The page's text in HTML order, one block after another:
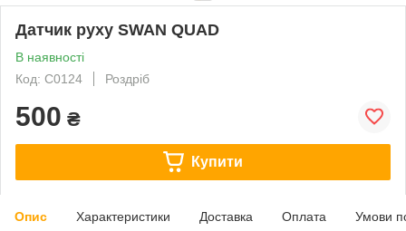
Датчик руху SWAN QUAD
В наявності
Код: C0124
Роздріб
500 ₴
Купити
Опис Характеристики Доставка Оплата Умови